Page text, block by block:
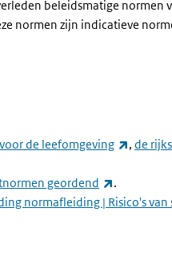
beleidsmatige normen
normen zijn indicatieve
de leefomgeving ,de
geordend (externe
.
normafleiding | Risico's van